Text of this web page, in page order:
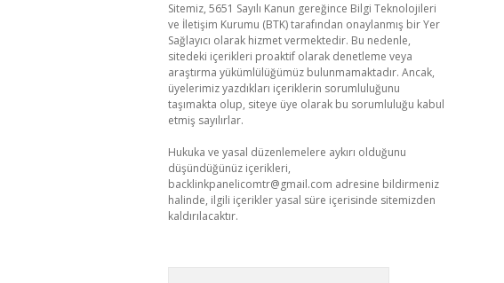
Sitemiz, 5651 Sayılı Kanun gereğince Bilgi Teknolojileri
ve İletişim Kurumu (BTK) tarafından onaylanmış bir Yer
Sağlayıcı olarak hizmet vermektedir. Bu nedenle,
sitedeki içerikleri proaktif olarak denetleme veya
araştırma yükümlülüğümüz bulunmamaktadır. Ancak,
üyelerimiz yazdıkları içeriklerin sorumluluğunu
taşımakta olup, siteye üye olarak bu sorumluluğu kabul
etmiş sayılırlar.
Hukuka ve yasal düzenlemelere aykırı olduğunu
düşündüğünüz içerikleri,
backlinkpanelicomtr@gmail.com adresine bildirmeniz
halinde, ilgili içerikler yasal süre içerisinde sitemizden
kaldırılacaktır.